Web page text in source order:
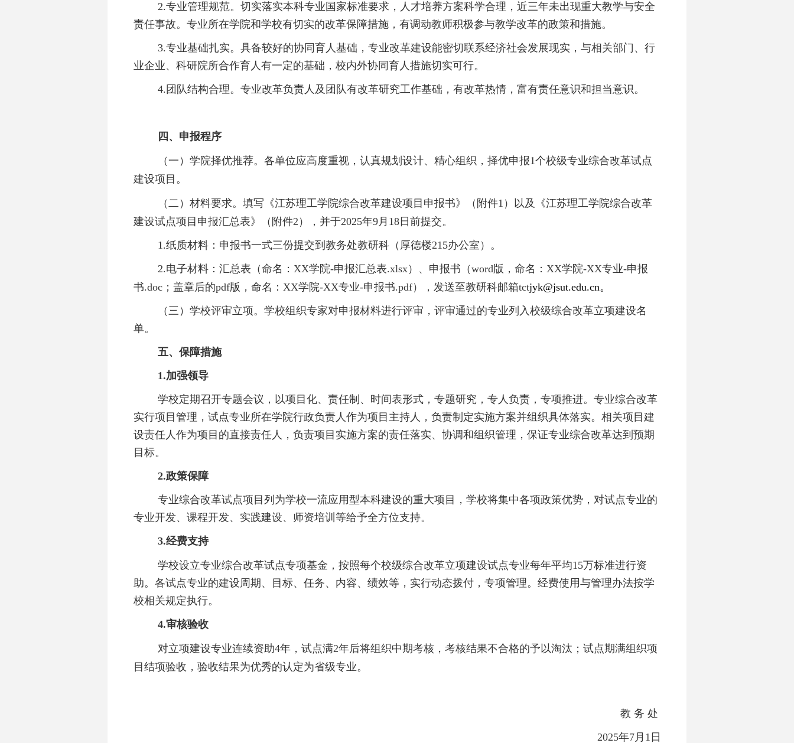
2.专业管理规范。切实落实本科专业国家标准要求，人才培养方案科学合理，近三年未出现重大教学与安全
责任事故。专业所在学院和学校有切实的改革保障措施，有调动教师积极参与教学改革的政策和措施。
3.专业基础扎实。具备较好的协同育人基础，专业改革建设能密切联系经济社会发展现实，与相关部门、行
业企业、科研院所合作育人有一定的基础，校内外协同育人措施切实可行。
4.团队结构合理。专业改革负责人及团队有改革研究工作基础，有改革热情，富有责任意识和担当意识。
四、申报程序
（一）学院择优推荐。各单位应高度重视，认真规划设计、精心组织，择优申报1个校级专业综合改革试点
建设项目。
（二）材料要求。填写《江苏理工学院综合改革建设项目申报书》（附件1）以及《江苏理工学院综合改革
建设试点项目申报汇总表》（附件2），并于2025年9月18日前提交。
1.纸质材料：申报书一式三份提交到教务处教研科（厚德楼215办公室）。
2.电子材料：汇总表（命名：XX学院-申报汇总表.xlsx）、申报书（word版，命名：XX学院-XX专业-申报
书.doc；盖章后的pdf版，命名：XX学院-XX专业-申报书.pdf），发送至教研科邮箱tctjyk@jsut.edu.cn。
（三）学校评审立项。学校组织专家对申报材料进行评审，评审通过的专业列入校级综合改革立项建设名
单。
五、保障措施
1.加强领导
学校定期召开专题会议，以项目化、责任制、时间表形式，专题研究，专人负责，专项推进。专业综合改革
实行项目管理，试点专业所在学院行政负责人作为项目主持人，负责制定实施方案并组织具体落实。相关项目建
设责任人作为项目的直接责任人，负责项目实施方案的责任落实、协调和组织管理，保证专业综合改革达到预期
目标。
2.政策保障
专业综合改革试点项目列为学校一流应用型本科建设的重大项目，学校将集中各项政策优势，对试点专业的
专业开发、课程开发、实践建设、师资培训等给予全方位支持。
3.经费支持
学校设立专业综合改革试点专项基金，按照每个校级综合改革立项建设试点专业每年平均15万标准进行资
助。各试点专业的建设周期、目标、任务、内容、绩效等，实行动态拨付，专项管理。经费使用与管理办法按学
校相关规定执行。
4.审核验收
对立项建设专业连续资助4年，试点满2年后将组织中期考核，考核结果不合格的予以淘汰；试点期满组织项
目结项验收，验收结果为优秀的认定为省级专业。
教 务 处
2025年7月1日